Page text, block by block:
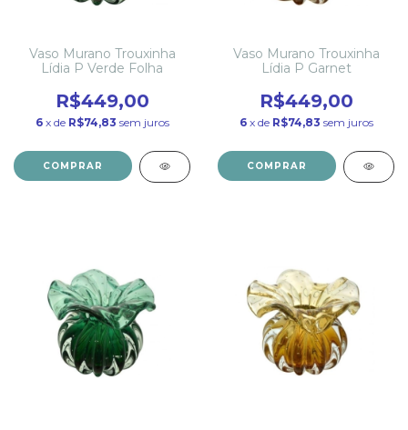
Vaso Murano Trouxinha
Lídia P Verde Folha
R$449,00
6 x de R$74,83 sem juros
COMPRAR
Vaso Murano Trouxinha
Lídia P Garnet
R$449,00
6 x de R$74,83 sem juros
COMPRAR